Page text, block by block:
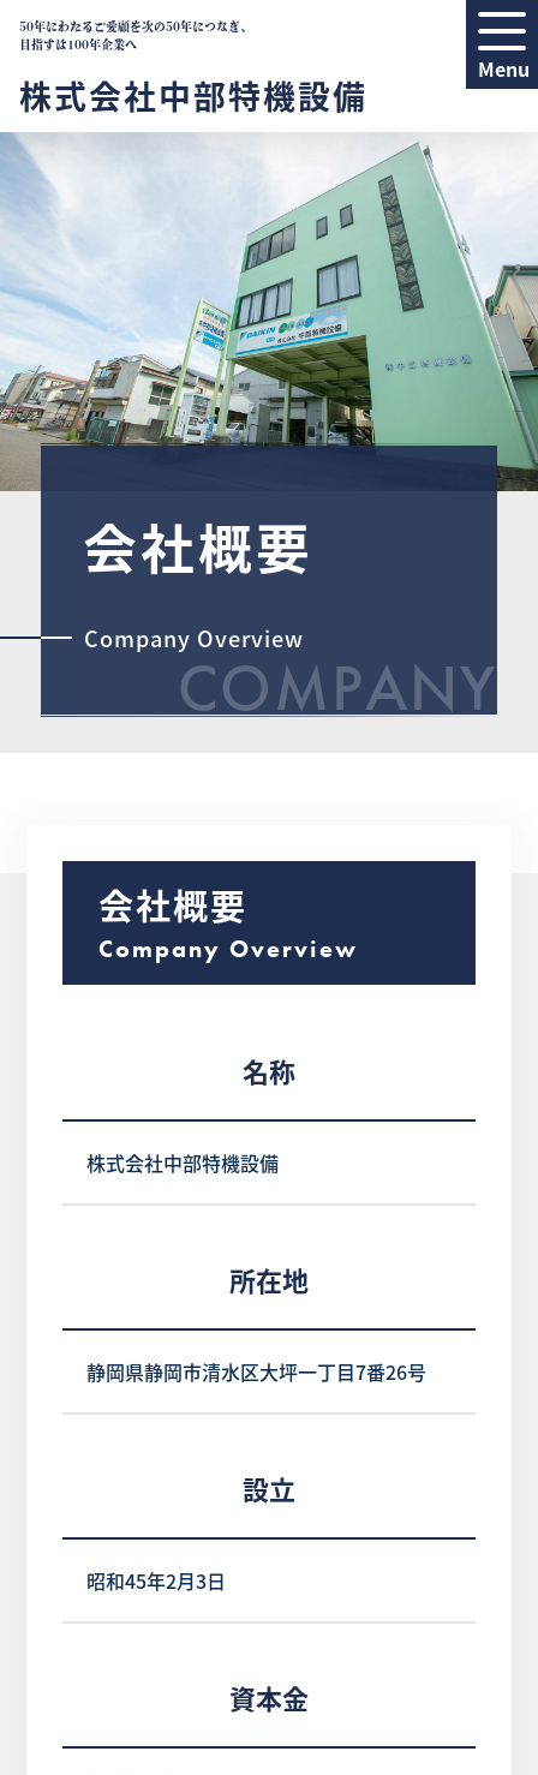
50年にわたるご愛顧を次の50年につなぎ、
目指すは100年企業へ
株式会社中部特機設備
COMPANY
会社概要
Company Overview
会社概要
Company Overview
名称
株式会社中部特機設備
所在地
静岡県静岡市清水区大坪一丁目7番26号
設立
昭和45年2月3日
資本金